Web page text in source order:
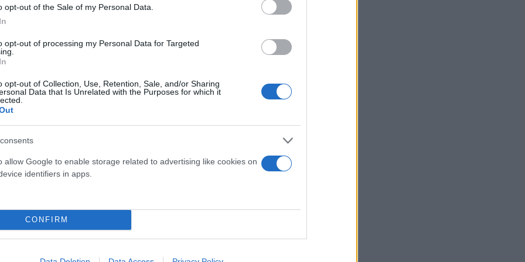
opt-out of the Sale of my Personal Data.
opt-out of processing my Personal Data for Targeted
opt-out of Collection, Use, Retention, Sale, and/or Sharing
Data that Is Unrelated with the Purposes for which it
allow Google to enable storage related to advertising like cookies on
identifiers in apps.
CONFIRM
Flash.grστην αναζήτηση τηςGoogle
Βιγιαρεάλ Europa League